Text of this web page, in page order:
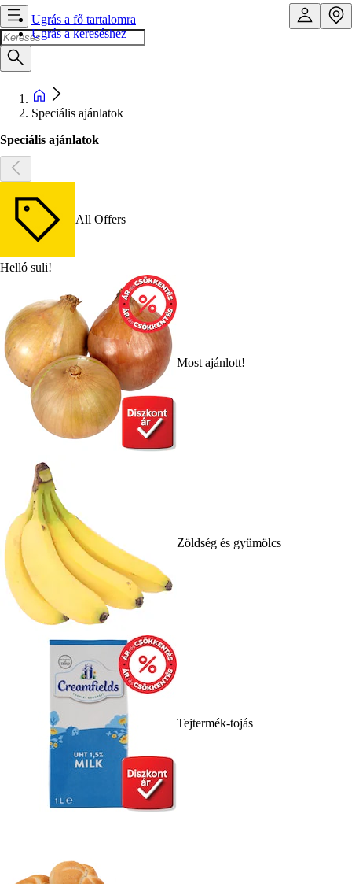
Ugrás a fő tartalomra
Ugrás a kereséshez
Speciális ajánlatok
Speciális ajánlatok
All Offers
Helló suli!
Most ajánlott!
Zöldség és gyümölcs
Tejtermék-tojás